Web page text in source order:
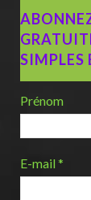
SIMPLES
Prénom
E-mail*